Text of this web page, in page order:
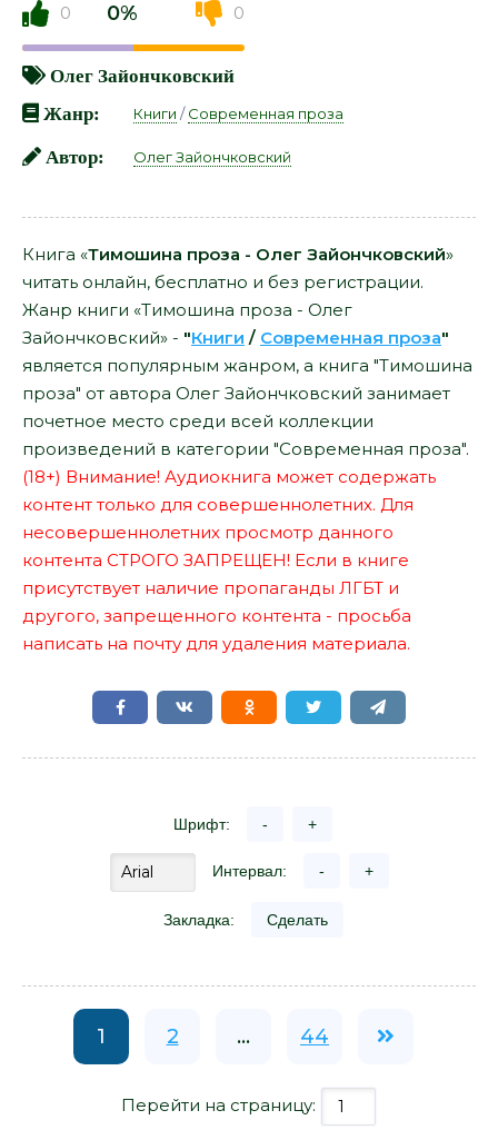
0 0% 0
Олег Зайончковский
Жанр:
Книги /Современная проза
Автор: Олег Зайончковский
Книга «Тимошина проза - Олег Зайончковский»
читать онлайн, бесплатно и без регистрации.
Жанр книги «Тимошина проза - Олег
Зайончковский» - "Книги / Современная проза"
является популярным жанром, а книга "Тимошина
проза" от автора Олег Зайончковский занимает
почетное место среди всей коллекции
произведений в категории "Современная проза".
(18+) Внимание! Аудиокнига может содержать
контент только для совершеннолетних. Для
несовершеннолетних просмотр данного
контента СТРОГО ЗАПРЕЩЕН! Если в книге
присутствует наличие пропаганды ЛГБТ и
другого, запрещенного контента - просьба
написать на почту для удаления материала.
Шрифт: - +
Интервал: - +
Закладка: Сделать
1 2 ... 44
Перейти на страницу: